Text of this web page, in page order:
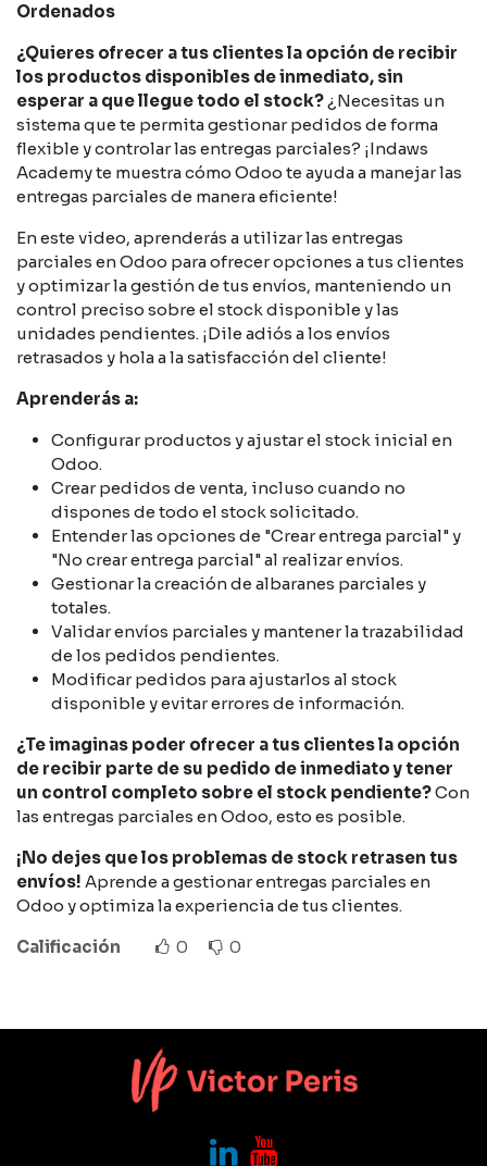
Ordenados
¿Quieres ofrecer a tus clientes la opción de recibir
los productos disponibles de inmediato, sin
esperar a que llegue todo el stock?¿Necesitas un
sistema que te permita gestionar pedidos de forma
flexible y controlar las entregas parciales? ¡Indaws
Academy te muestra cómo Odoo te ayuda a manejar las
entregas parciales de manera eficiente!
En este video, aprenderás a utilizar las entregas
parciales en Odoo para ofrecer opciones a tus clientes
y optimizar la gestión de tus envíos, manteniendo un
control preciso sobre el stock disponible y las
unidades pendientes. ¡Dile adiós a los envíos
retrasados y hola a la satisfacción del cliente!
Aprenderás a:
Configurar productos y ajustar el stock inicial en
Odoo.
Crear pedidos de venta, incluso cuando no
dispones de todo el stock solicitado.
Entender las opciones de "Crear entrega parcial" y
"No crear entrega parcial" al realizar envíos.
Gestionar la creación de albaranes parciales y
totales.
Validar envíos parciales y mantener la trazabilidad
de los pedidos pendientes.
Modificar pedidos para ajustarlos al stock
disponible y evitar errores de información.
¿Te imaginas poder ofrecer a tus clientes la opción
de recibir parte de su pedido de inmediato y tener
un control completo sobre el stock pendiente?Con
las entregas parciales en Odoo, esto es posible.
¡No dejes que los problemas de stock retrasen tus
envíos! Aprende a gestionar entregas parciales en
Odoo y optimiza la experiencia de tus clientes.
Calificación
0 0